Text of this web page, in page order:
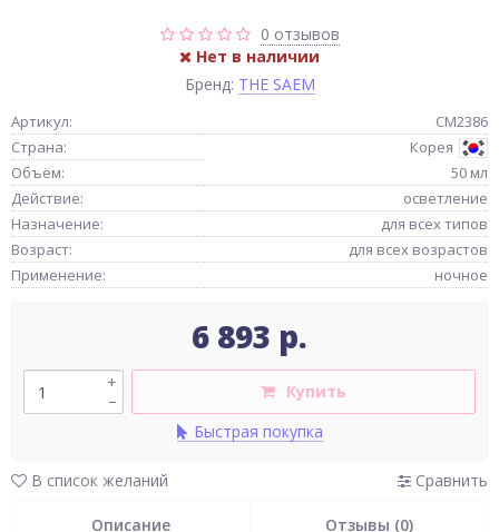
0 отзывов
Нет в наличии
Бренд: THE SAEM
Артикул:
СМ2386
Страна:
Корея
Объём:
50 мл
Действие:
осветление
Назначение:
для всех типов
Возраст:
для всех возрастов
Применение:
ночное
6 893 р.
–
+
Купить
Быстрая покупка
В список желаний Сравнить
Описание Отзывы (0)